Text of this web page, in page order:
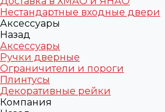
Нестандартные входные двери
Аксессуары
Назад
Аксессуары
Ручки дверные
Ограничители и пороги
Плинтусы
Декоративные рейки
Компания